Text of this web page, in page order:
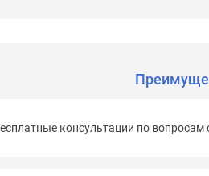
консультации по вопросам